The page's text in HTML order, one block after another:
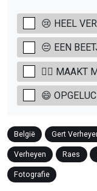
😢 HEEL
😔 EEN
🤷‍♂️ MAAKT
😄
België Gert
Verheyen Raes
Fotografie